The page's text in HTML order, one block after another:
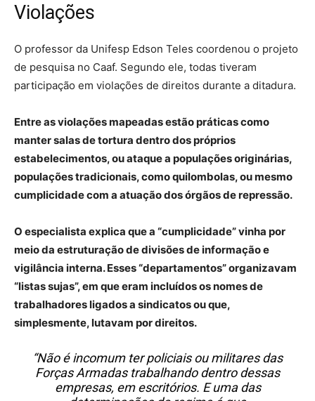
Violações
O professor da Unifesp Edson Teles coordenou o projeto
de pesquisa no Caaf. Segundo ele, todas tiveram
participação em violações de direitos durante a ditadura.
Entre as violações mapeadas estão práticas como
manter salas de tortura dentro dos próprios
estabelecimentos, ou ataque a populações originárias,
populações tradicionais, como quilombolas, ou mesmo
cumplicidade com a atuação dos órgãos de repressão.
O especialista explica que a “cumplicidade” vinha por
meio da estruturação de divisões de informação e
vigilância interna. Esses “departamentos” organizavam
“listas sujas”, em que eram incluídos os nomes de
trabalhadores ligados a sindicatos ou que,
simplesmente, lutavam por direitos.
“Não é incomum ter policiais ou militares das
Forças Armadas trabalhando dentro dessas
empresas, em escritórios. E uma das